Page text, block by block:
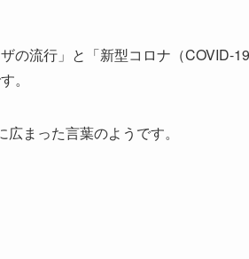
流行」と「新型コロナ（COVID-19
。
まった言葉のようです。